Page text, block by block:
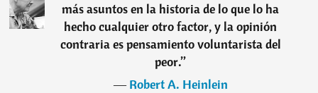
más asuntos en la historia de lo que lo ha
hecho cualquier otro factor, y la opinión
contraria es pensamiento voluntarista del
peor.”
―Robert A. Heinlein